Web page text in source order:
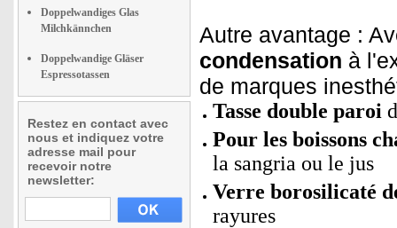
Doppelwandiges Glas
Milchkännchen
Doppelwandige Gläser
Espressotassen
Restez en contact avec
nous et indiquez votre
adresse mail pour
recevoir notre
newsletter:
Autre avantage :
condensation à
de marques
Tasse double paroi
Pour les boissons
la sangria ou le jus
Verre borosilicaté
rayures